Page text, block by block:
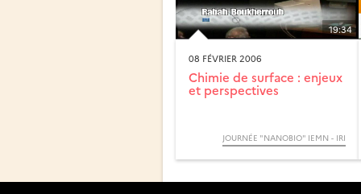
19:34
08 FÉVRIER 2006
Chimie de surface : enjeux
et perspectives
JOURNÉE "NANOBIO" IEMN - IRI